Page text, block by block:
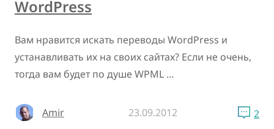
WordPress
Вам нравится искать переводы WordPress и
устанавливать их на своих сайтах? Если не очень,
тогда вам будет по душе WPML …
Amir 23.09.2012 2